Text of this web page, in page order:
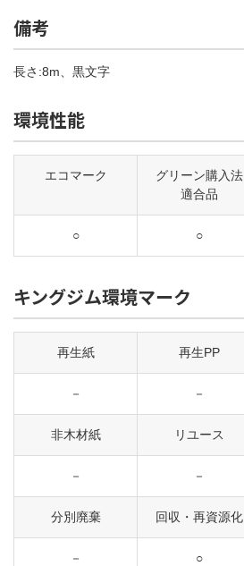
備考
長さ:8m、黒文字
環境性能
エコマーク
グリーン購入法
適合品
○ ○
キングジム環境マーク
再生紙 再生PP
－ －
非木材紙 リユース
－ －
分別廃棄 回収・再資源化
－ ○